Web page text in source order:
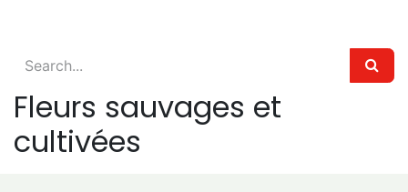
Fleurs sauvages et
cultivées